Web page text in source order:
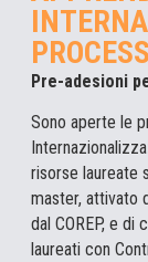
Pre-adesioni
Sono aperte le
risorse laureate
master, attivato
dal COREP, e di
laureati con